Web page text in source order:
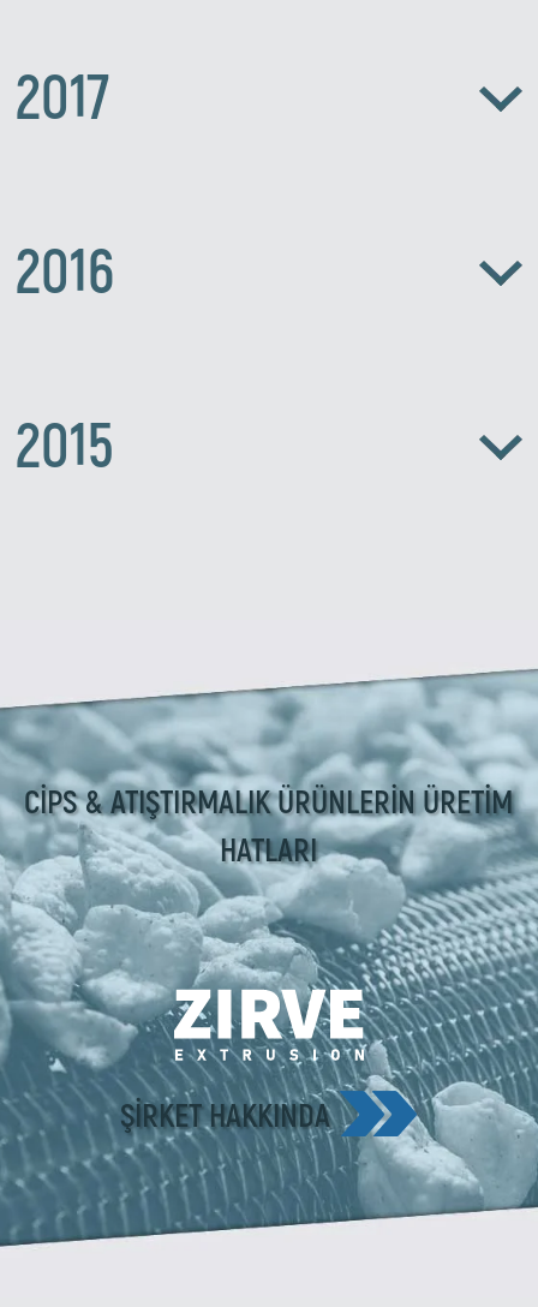
2017
2016
2015
CİPS & ATIŞTIRMALIK ÜRÜNLERİN ÜRETİM
HATLARI
ŞIRKET HAKKINDA